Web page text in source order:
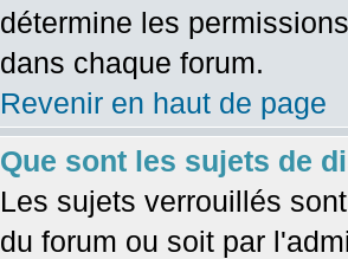
détermine les
dans chaque forum.
Revenir en haut de page
Que sont les sujets de
Les sujets verrouillés
du forum ou soit par